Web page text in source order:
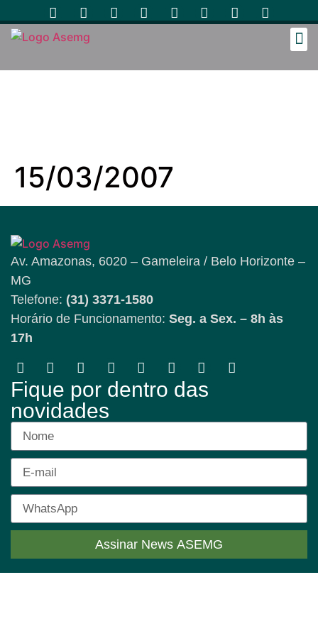
15/03/2007
Av. Amazonas, 6020 – Gameleira / Belo Horizonte –
MG
Telefone: (31) 3371-1580
Horário de Funcionamento: Seg. a Sex. – 8h às
17h
Fique por dentro das
novidades
Assinar News ASEMG